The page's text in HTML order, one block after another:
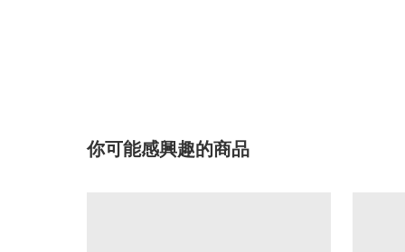
你可能感興趣的商品